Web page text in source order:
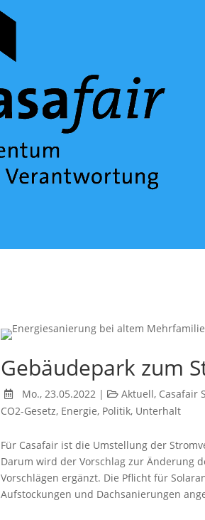
Gebäudepark zum
Mo., 23.05.2022| Aktuell, Casafair
CO2-Gesetz, Energie, Politik, Unterhalt
Für Casafair ist die Umstellung der
Darum wird der Vorschlag zur Änderung
Vorschlägen ergänzt. Die Pflicht für
Aufstockungen und Dachsanierungen